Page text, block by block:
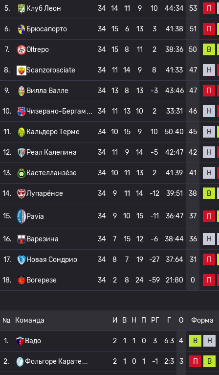
5. Клуб Леон 34 14 11 9 10 44:34 53 П
6. Брюсапорто 34 15 6 13 3 41:38 51 П
7. Oltrepo 34 15 8 11 2 38:36 50 В
8. Scanzorosciate 34 11 14 9 8 41:33 47 Н
9. Вилла Валле 34 13 8 13 -3 43:46 47 П
10. Чизерано-Бергам 34 11 13 10 2 33:31 46 Н
11. Кальдеро Терме 34 10 15 9 10 50:40 45 Н
12. Реал Калепина 34 11 9 14 -5 42:47 42 Н
13. Кастелланзе́зе 34 10 11 13 2 41:39 41 Н
14. Лупаре́нсе 34 9 11 14 -12 39:51 38 В
15. Pavia 34 9 10 15 -11 36:47 37 П
16. Варезина 34 7 15 12 -6 38:44 36 Н
17. Новая Сондрио 34 8 7 19 -27 37:64 31 П
18. Вогерезе 34 2 8 24 -59 21:80 0 П
№ Команда И В Н П РГ Г О Форма
1. Вадо 2 1 1 0 3 6:3 4 В Н
2. Фольгоре Карате 2 1 0 1 -1 2:3 3 П В